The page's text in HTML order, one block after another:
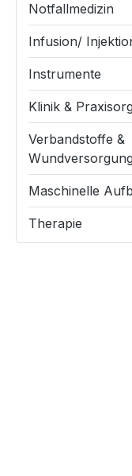
Notfallmedizin
Infusion/
Instrumente
Klinik &
Verbandstoffe &
Maschinelle
Therapie